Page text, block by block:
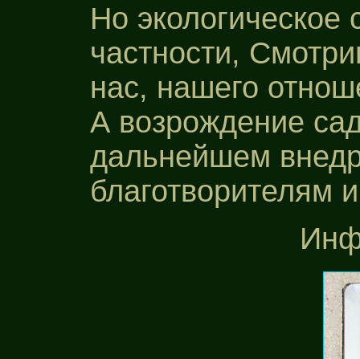
Но экологическое
частности,
нас, нашего
А возрождение
дальнейшем
благотворителям